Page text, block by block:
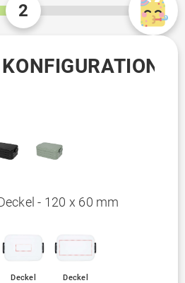
2
- 120 x 60 mm
Deckel Deckel